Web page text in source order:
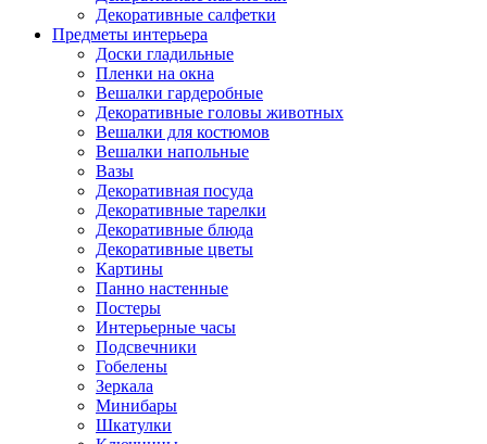
Декоративные салфетки
Предметы интерьера
Доски гладильные
Пленки на окна
Вешалки гардеробные
Декоративные головы животных
Вешалки для костюмов
Вешалки напольные
Вазы
Декоративная посуда
Декоративные тарелки
Декоративные блюда
Декоративные цветы
Картины
Панно настенные
Постеры
Интерьерные часы
Подсвечники
Гобелены
Зеркала
Минибары
Шкатулки